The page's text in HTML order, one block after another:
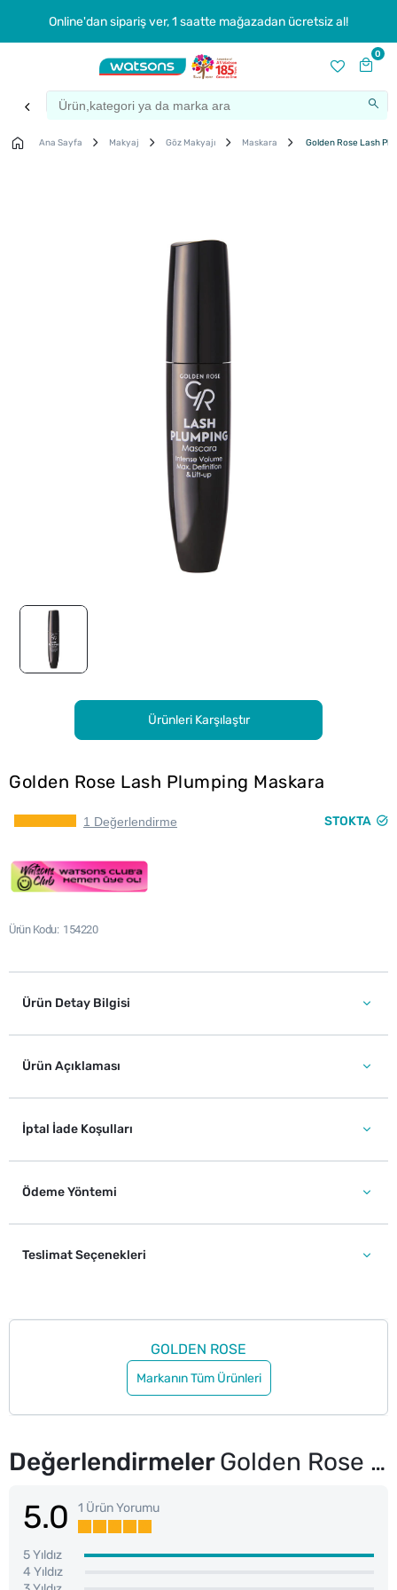
Online'dan sipariş ver, 1 saatte mağazadan ücretsiz al!
0
Ana Sayfa Makyaj Göz Makyajı Maskara Golden Rose Lash
Ürünleri Karşılaştır
Golden Rose Lash Plumping Maskara
1 Değerlendirme STOKTA
Ürün Kodu 154220
Ürün Detay Bilgisi
Ürün Açıklaması
İptal İade Koşulları
Ödeme Yöntemi
Teslimat Seçenekleri
GOLDEN ROSE
Markanın Tüm Ürünleri
DeğerlendirmelerGolden Rose Lash Plumping Maskara
5.0 1 Ürün Yorumu
5 Yıldız
4 Yıldız